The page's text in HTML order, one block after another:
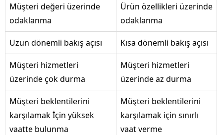
Müşteri değeri üzerinde
odaklanma
Ürün özellikleri üzerinde
odaklanma
Uzun dönemli bakış açısı Kısa dönemli bakış açısı
Müşteri hizmetleri
üzerinde çok durma
Müşteri hizmetleri
üzerinde az durma
Müşteri beklentilerini
karşılamak İçin yüksek
vaatte bulunma
Müşteri beklentilerini
karşılamak için sınırlı
vaat verme